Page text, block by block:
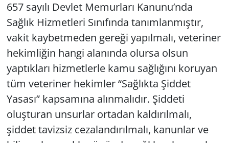
657 sayılı Devlet Memurları Kanunu’nda
Sağlık Hizmetleri Sınıfında tanımlanmıştır,
vakit kaybetmeden gereği yapılmalı, veteriner
hekimliğin hangi alanında olursa olsun
yaptıkları hizmetlerle kamu sağlığını koruyan
tüm veteriner hekimler “Sağlıkta Şiddet
Yasası” kapsamına alınmalıdır. Şiddeti
oluşturan unsurlar ortadan kaldırılmalı,
şiddet tavizsiz cezalandırılmalı, kanunlar ve